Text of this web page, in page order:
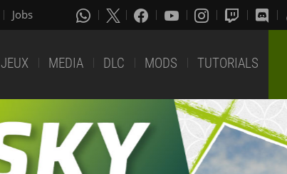
Jobs
JEUX MEDIA DLC MODS TUTORIALS